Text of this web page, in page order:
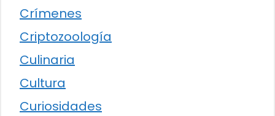
Crímenes
Criptozoología
Culinaria
Cultura
Curiosidades